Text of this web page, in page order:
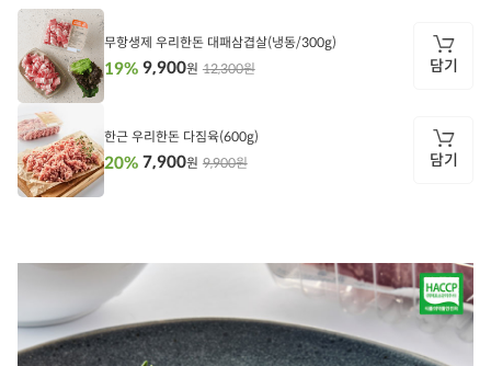
상
보
담
무항생제 우리한돈 대패삼겹살(냉동/300g)
12,300원
19% 9,900원 담기
담
한근 우리한돈 다짐육(600g)
9,900원
20% 7,900원 담기